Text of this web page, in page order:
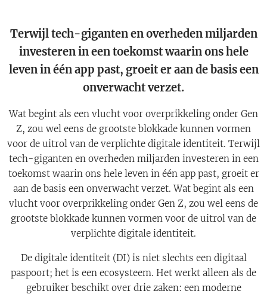
Terwijl tech-giganten en overheden miljarden
investeren in een toekomst waarin ons hele
leven in één app past, groeit er aan de basis een
onverwacht verzet.
Wat begint als een vlucht voor overprikkeling onder Gen
Z, zou wel eens de grootste blokkade kunnen vormen
voor de uitrol van de verplichte digitale identiteit. Terwijl
tech-giganten en overheden miljarden investeren in een
toekomst waarin ons hele leven in één app past, groeit er
aan de basis een onverwacht verzet. Wat begint als een
vlucht voor overprikkeling onder Gen Z, zou wel eens de
grootste blokkade kunnen vormen voor de uitrol van de
verplichte digitale identiteit.
De digitale identiteit (DI) is niet slechts een digitaal
paspoort; het is een ecosysteem. Het werkt alleen als de
gebruiker beschikt over drie zaken: een moderne